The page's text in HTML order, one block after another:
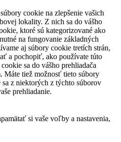
cookie na zlepšenie vašich
lokality. Z nich sa do vášho
ktoré sú kategorizované ako
na fungovanie základných
aj súbory cookie tretích strán,
a pochopiť, ako používate túto
sa do vášho prehliadača
Máte tiež možnosť tieto súbory
z niektorých z týchto súborov
prehliadanie.
si vaše voľby a nastavenia,